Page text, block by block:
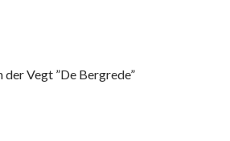
Vegt ”De Bergrede”